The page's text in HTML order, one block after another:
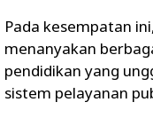
Pada kesempatan
menanyakan
pendidikan yang
sistem pelayanan